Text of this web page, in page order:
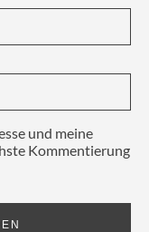
und meine
Kommentierung